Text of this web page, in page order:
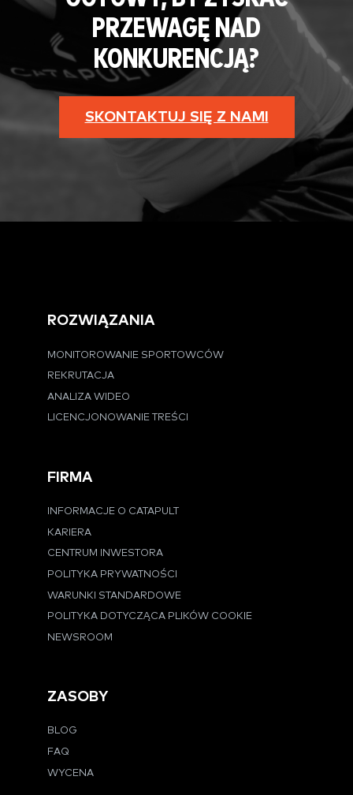
PRZEWAGĘ NAD
KONKURENCJĄ?
SKONTAKTUJ SIĘ Z NAMI
ROZWIĄZANIA
MONITOROWANIE SPORTOWCÓW
REKRUTACJA
ANALIZA WIDEO
LICENCJONOWANIE TREŚCI
FIRMA
INFORMACJE O CATAPULT
KARIERA
CENTRUM INWESTORA
POLITYKA PRYWATNOŚCI
WARUNKI STANDARDOWE
POLITYKA DOTYCZĄCA PLIKÓW COOKIE
NEWSROOM
ZASOBY
BLOG
FAQ
WYCENA